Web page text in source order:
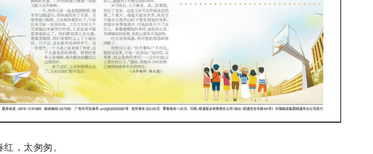
，太匆匆。